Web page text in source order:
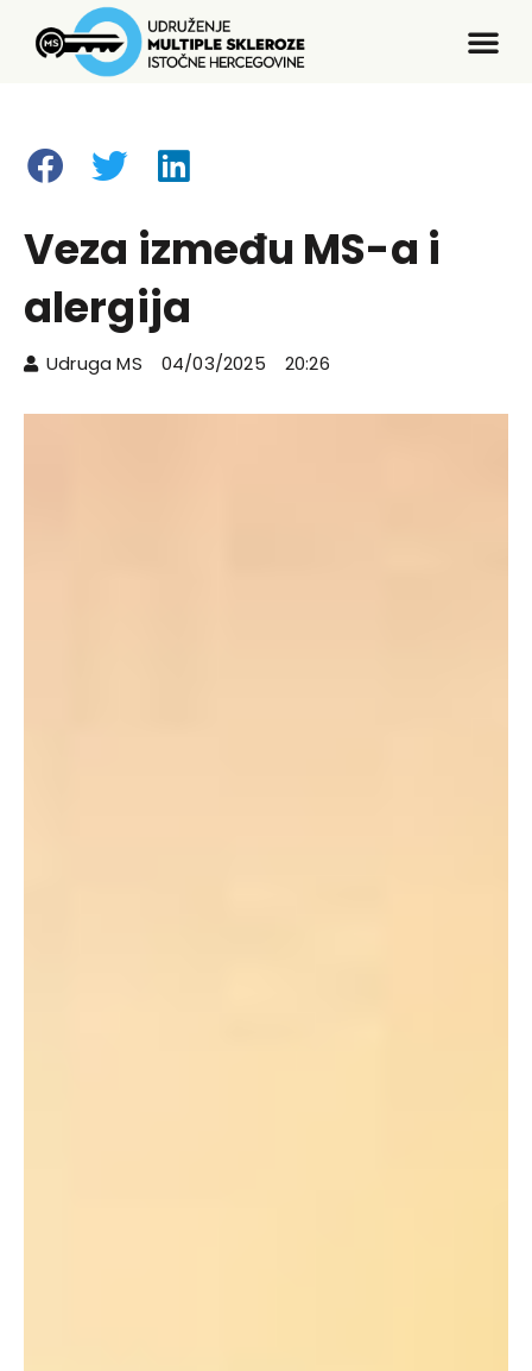
Veza između MS-a i
alergija
Udruga MS 04/03/2025 20:26